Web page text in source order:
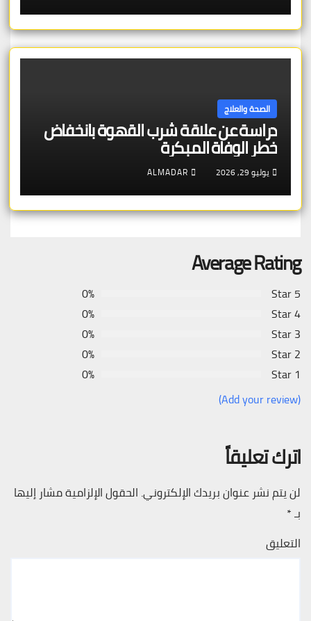
الصحة والعلاج
دراسة عن علاقة شرب القهوة بانخفاض
خطر الوفاة المبكرة
يوليو 29, 2026 ALMADAR
Average Rating
5 Star
0%
4 Star
0%
3 Star
0%
2 Star
0%
1 Star
0%
(Add your review)
اترك تعليقاً
لن يتم نشر عنوان بريدك الإلكتروني. الحقول الإلزامية مشار إليها
بـ*
التعليق